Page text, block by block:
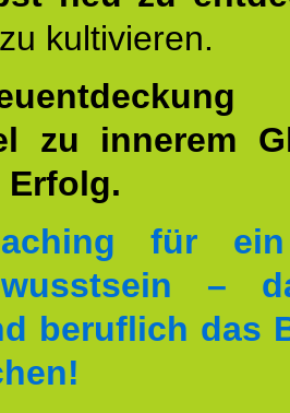
kultivieren.
zu innerem
Erfolg.
für
–
beruflich das